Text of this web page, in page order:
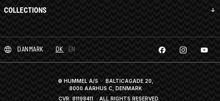
COLLECTIONS
DANMARK DK EN
© HUMMEL A/S · BALTICAGADE 20,
8000 AARHUS C, DENMARK
CVR: 81198411· ALL RIGHTS RESERVED